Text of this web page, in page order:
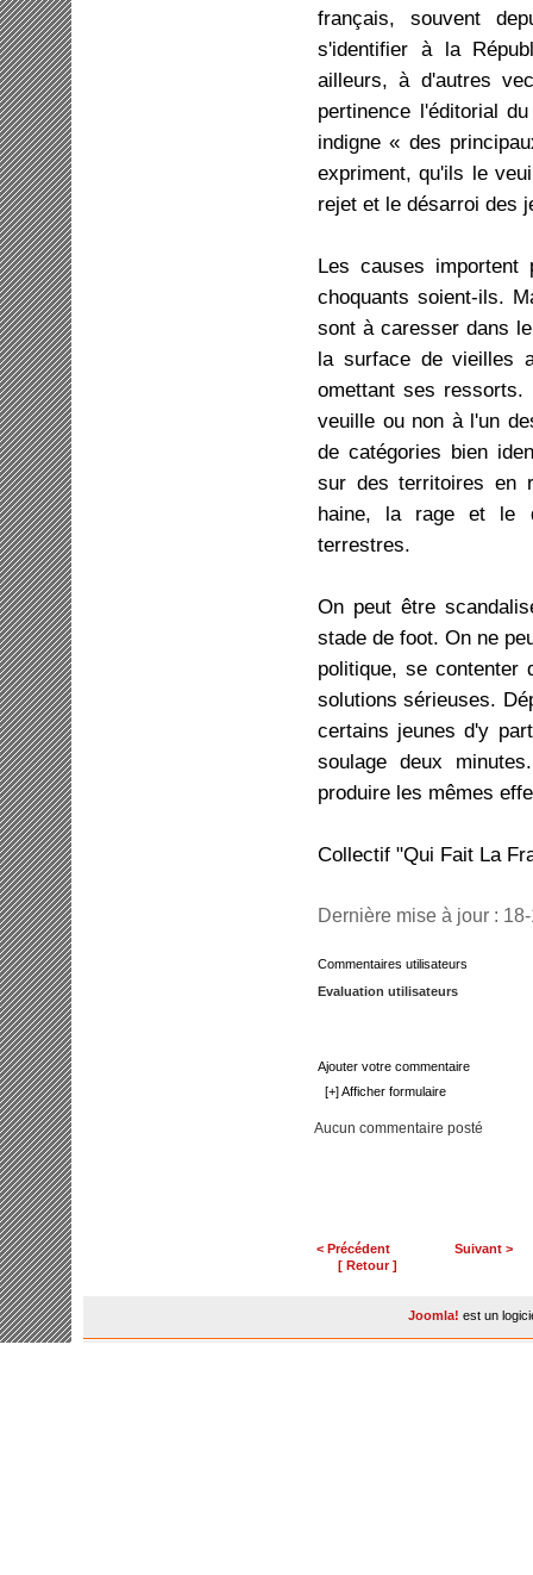
français, souvent
s'identifier à la
ailleurs, à d'autres
pertinence l'éditorial
indigne « des
expriment, qu'ils le
rejet et le désarroi des
Les causes
choquants soient-ils.
sont à caresser dans
la surface de vieilles
omettant ses ressorts.
veuille ou non à l'un
de catégories bien
sur des territoires en
haine, la rage et le
terrestres.
On peut être
stade de foot. On ne
politique, se
solutions sérieuses.
certains jeunes d'y
soulage deux
produire les mêmes
Collectif "Qui Fait La
Dernière mise à jour :
Commentaires utilisateurs
Evaluation utilisateurs
Ajouter votre commentaire
[+] Afficher formulaire
Aucun commentaire posté
< Précédent
Suivant >
[ Retour ]
Joomla! est un